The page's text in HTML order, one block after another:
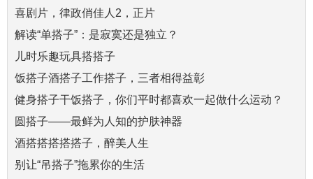
喜剧片，律政俏佳人2，正片
解读“单搭子”：是寂寞还是独立？
儿时乐趣玩具搭搭子
饭搭子酒搭子工作搭子，三者相得益彰
健身搭子干饭搭子，你们平时都喜欢一起做什么运动？
圆搭子——最鲜为人知的护肤神器
酒搭搭搭搭搭子，醉美人生
别让“吊搭子”拖累你的生活